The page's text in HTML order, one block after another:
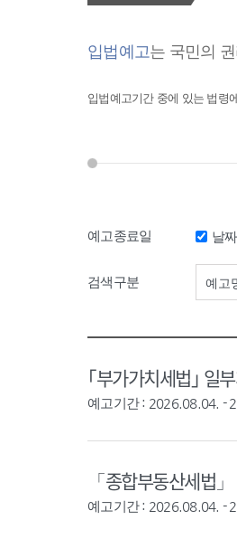
입법예고는 국민의
입법예고기간 중에 있는 법령
예고종료일 날
검색구분 예고
｢부가가치세법｣ 일
예고기간 : 2026.08.04. -
「종합부동산세법
예고기간 : 2026.08.04. -